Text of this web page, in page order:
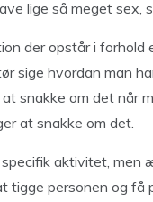
lige så meget sex,
der opstår i forhold
sige hvordan man
snakke om det når
at snakke om det.
aktivitet,
tigge personen og få